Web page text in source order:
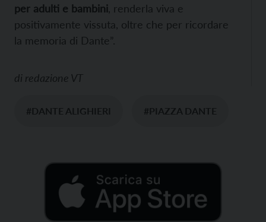
per adulti e bambini , renderla viva e
positivamente vissuta, oltre che per ricordare
la memoria di Dante”.
di redazione VT
#DANTE ALIGHIERI #PIAZZA DANTE